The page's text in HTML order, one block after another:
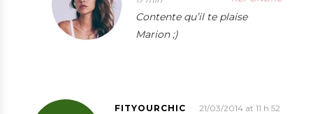
Contente qu’il te plaise
Marion ;)
FITYOURCHIC
21/03/2014 at 11 h 52